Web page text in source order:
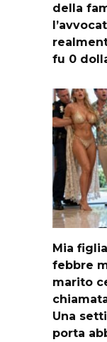
della
fu 0
Mia
febbre
marito
Una
porta